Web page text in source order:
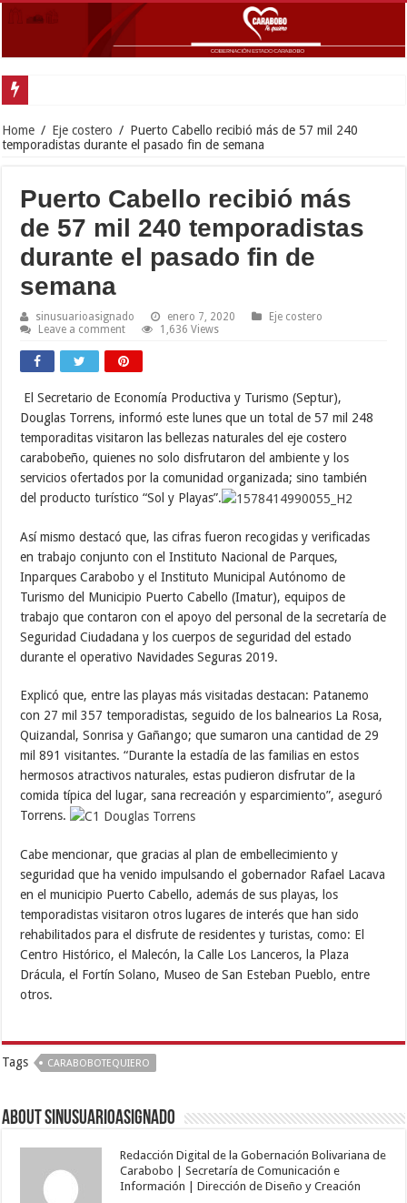
Home / Eje costero / Puerto Cabello recibió más de 57 mil 240
temporadistas durante el pasado fin de semana
Puerto Cabello recibió más
de 57 mil 240 temporadistas
durante el pasado fin de
semana
sinusuarioasignado enero 7, 2020
Eje costero
Leave a comment
1,636 Views
El Secretario de Economía Productiva y Turismo (Septur),
Douglas Torrens, informó este lunes que un total de 57 mil 248
temporaditas visitaron las bellezas naturales del eje costero
carabobeño, quienes no solo disfrutaron del ambiente y los
servicios ofertados por la comunidad organizada; sino también
del producto turístico “Sol y Playas”.
Así mismo destacó que, las cifras fueron recogidas y verificadas
en trabajo conjunto con el Instituto Nacional de Parques,
Inparques Carabobo y el Instituto Municipal Autónomo de
Turismo del Municipio Puerto Cabello (Imatur), equipos de
trabajo que contaron con el apoyo del personal de la secretaría de
Seguridad Ciudadana y los cuerpos de seguridad del estado
durante el operativo Navidades Seguras 2019.
Explicó que, entre las playas más visitadas destacan: Patanemo
con 27 mil 357 temporadistas, seguido de los balnearios La Rosa,
Quizandal, Sonrisa y Gañango; que sumaron una cantidad de 29
mil 891 visitantes. “Durante la estadía de las familias en estos
hermosos atractivos naturales, estas pudieron disfrutar de la
comida típica del lugar, sana recreación y esparcimiento”, aseguró
Torrens.
Cabe mencionar, que gracias al plan de embellecimiento y
seguridad que ha venido impulsando el gobernador Rafael Lacava
en el municipio Puerto Cabello, además de sus playas, los
temporadistas visitaron otros lugares de interés que han sido
rehabilitados para el disfrute de residentes y turistas, como: El
Centro Histórico, el Malecón, la Calle Los Lanceros, la Plaza
Drácula, el Fortín Solano, Museo de San Esteban Pueblo, entre
otros.
Tags CARABOBOTEQUIERO
About sinusuarioasignado
Redacción Digital de la Gobernación Bolivariana de
Carabobo | Secretaría de Comunicación e
Información | Dirección de Diseño y Creación